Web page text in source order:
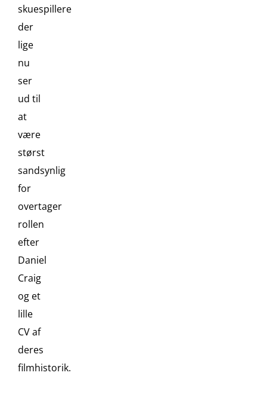
skuespillere
der
lige
nu
ser
ud til
at
være
størst
sandsynlig
for
overtager
rollen
efter
Daniel
Craig
og et
lille
CV af
deres
filmhistorik.